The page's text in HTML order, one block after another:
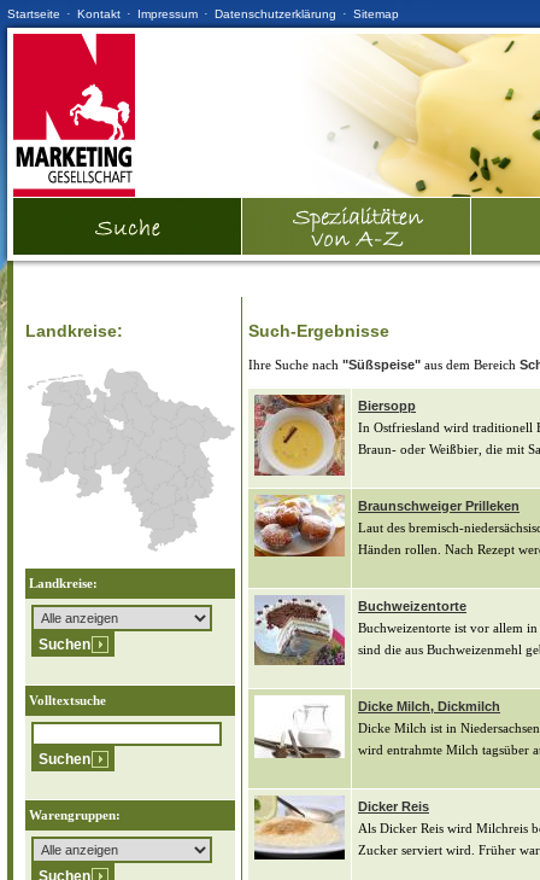
Startseite · Kontakt · Impressum · Datenschutzerklärung · Sitemap
Landkreise:
Landkreise:
Volltextsuche
Warengruppen:
Such-Ergebnisse
Ihre Suche nach "Süßspeise" aus dem Bereich
Biersopp
In Ostfriesland wird traditionell
Braun- oder Weißbier, die mit
Braunschweiger Prilleken
Laut des bremisch-
Händen rollen. Nach Rezept
Buchweizentorte
Buchweizentorte ist vor allem
sind die aus Buchweizenmehl
Dicke Milch, Dickmilch
Dicke Milch ist in
wird entrahmte Milch tagsüber
Dicker Reis
Als Dicker Reis wird Milchreis
Zucker serviert wird. Früher war